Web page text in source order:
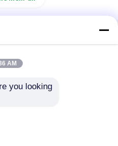
China Fabrik.Copyright ©
AM
you looking